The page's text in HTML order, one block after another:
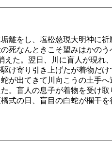
離をし、塩松慈現大明神に祈
死なんときこそ望みはかのう
た。翌日、川に盲人が現れ、
け寄り引き上げたが着物だけ
が出てきて川向こうの土手へ
。盲人の息子が着物を受け取
式の日、盲目の白蛇が欄干を